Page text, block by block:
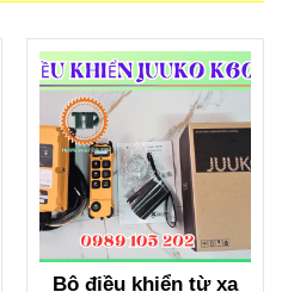
Bộ điều khiển từ xa